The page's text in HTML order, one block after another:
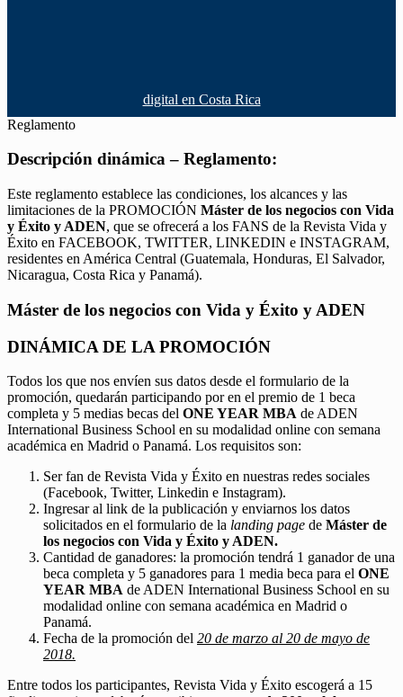
digital en Costa Rica
Reglamento
Descripción dinámica – Reglamento:
Este reglamento establece las condiciones, los alcances y las
limitaciones de la PROMOCIÓN Máster de los negocios con Vida
y Éxito y ADEN, que se ofrecerá a los FANS de la Revista Vida y
Éxito en FACEBOOK, TWITTER, LINKEDIN e INSTAGRAM,
residentes en América Central (Guatemala, Honduras, El Salvador,
Nicaragua, Costa Rica y Panamá).
Máster de los negocios con Vida y Éxito y ADEN
DINÁMICA DE LA PROMOCIÓN
Todos los que nos envíen sus datos desde el formulario de la
promoción, quedarán participando por en el premio de 1 beca
completa y 5 medias becas del ONE YEAR MBA de ADEN
International Business School en su modalidad online con semana
académica en Madrid o Panamá. Los requisitos son:
Ser fan de Revista Vida y Éxito en nuestras redes sociales
(Facebook, Twitter, Linkedin e Instagram).
Ingresar al link de la publicación y enviarnos los datos
solicitados en el formulario de la landing page de Máster de
los negocios con Vida y Éxito y ADEN.
Cantidad de ganadores: la promoción tendrá 1 ganador de una
beca completa y 5 ganadores para 1 media beca para el ONE
YEAR MBA de ADEN International Business School en su
modalidad online con semana académica en Madrid o
Panamá.
Fecha de la promoción del 20 de marzo al 20 de mayo de
2018.
Entre todos los participantes, Revista Vida y Éxito escogerá a 15